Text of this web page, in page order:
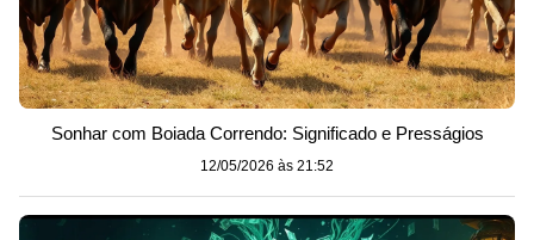
Sonhar com Boiada Correndo: Significado e Presságios
12/05/2026 às 21:52